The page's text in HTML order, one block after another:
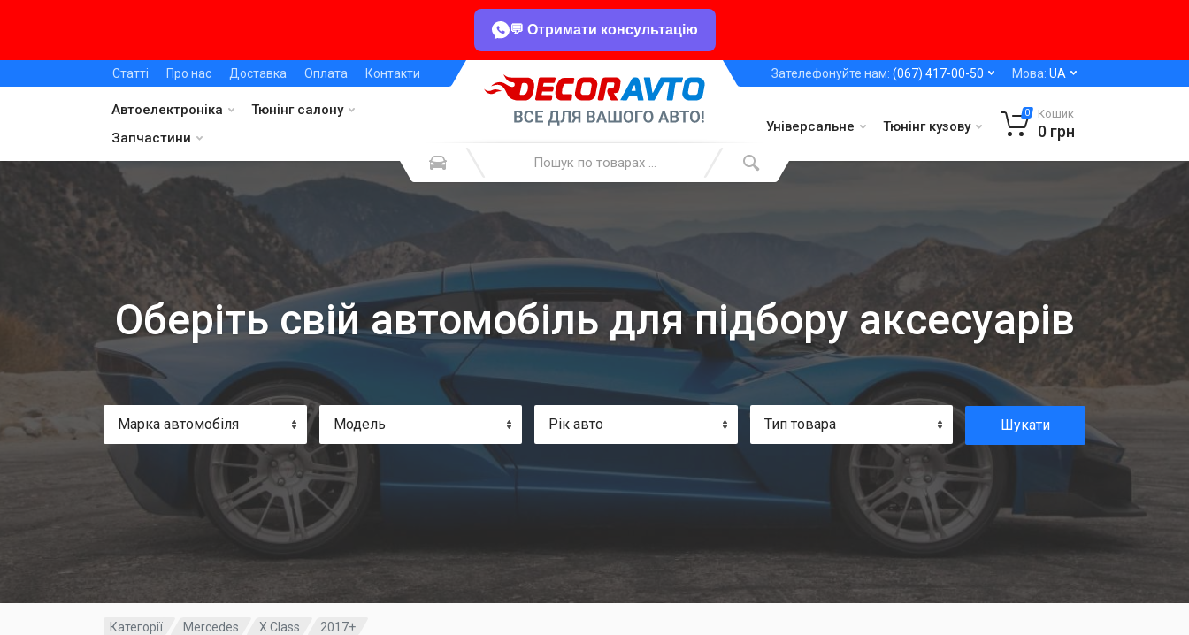
💬 Отримати консультацію
Статті Про нас Доставка Оплата Контакти Зателефонуйте нам: (067) 417-00-50 Мова: UA
Автоелектроніка
Тюнінг салону
Запчастини
Універсальне Тюнінг кузову
0 Кошик
0 грн
Оберіть свій автомобіль для підбору аксесуарів
Марка автомобіля Модель Рік авто Тип товара Шукати
Категорії Mercedes X Class 2017+